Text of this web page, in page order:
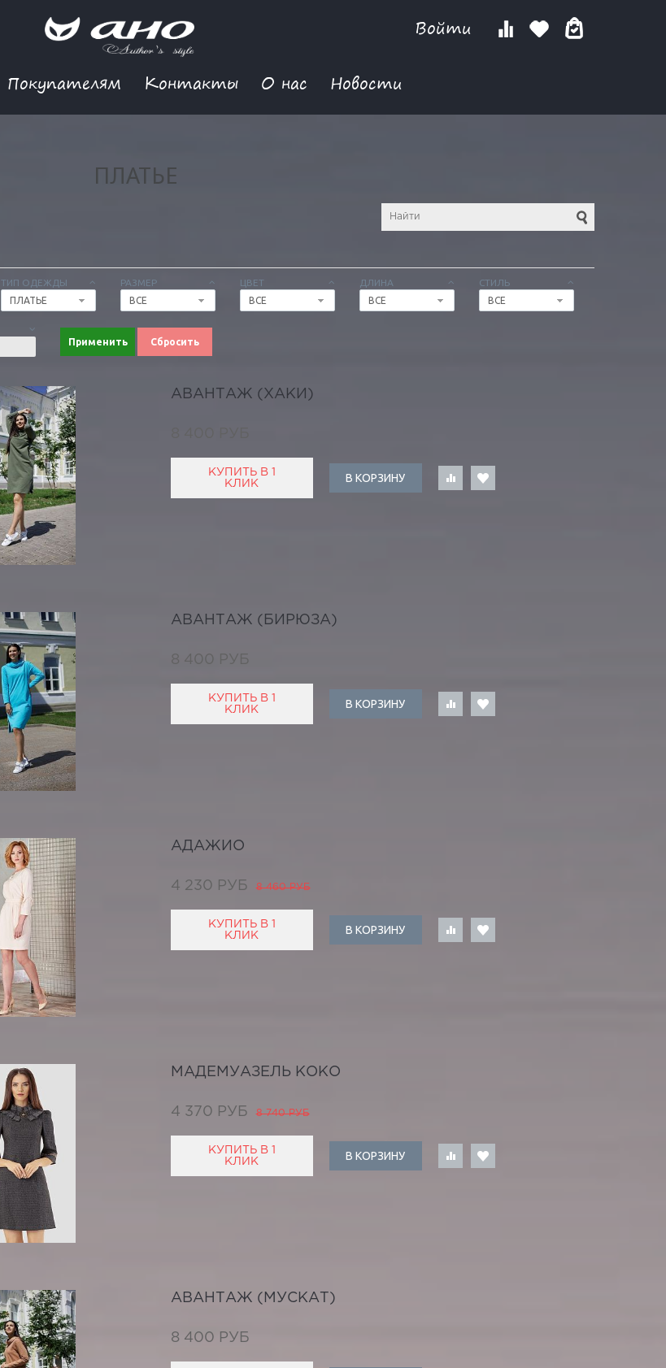
Войти
Покупателям Контакты О нас Новости
ПЛАТЬЕ
ТИП ОДЕЖДЫ
ПЛАТЬЕ
РАЗМЕР
ВСЕ
ЦВЕТ
ВСЕ
ДЛИНА
ВСЕ
СТИЛЬ
ВСЕ
Применить Сбросить
АВАНТАЖ (ХАКИ)
КУПИТЬ В 1
КЛИК
В КОРЗИНУ
АВАНТАЖ (БИРЮЗА)
8 400 РУБ
КУПИТЬ В 1
КЛИК
В КОРЗИНУ
АДАЖИО
4 230 РУБ 8 460 РУБ
КУПИТЬ В 1
КЛИК
В КОРЗИНУ
МАДЕМУАЗЕЛЬ КОКО
4 370 РУБ 8 740 РУБ
КУПИТЬ В 1
КЛИК
В КОРЗИНУ
АВАНТАЖ (МУСКАТ)
8 400 РУБ